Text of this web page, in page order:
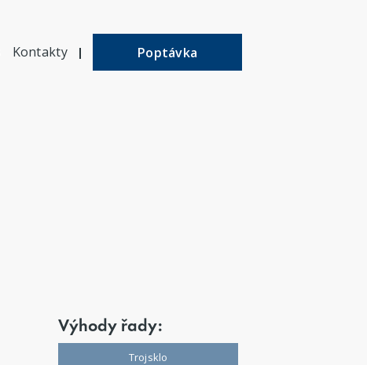
Kontakty Poptávka
Výhody řady:
Trojsklo